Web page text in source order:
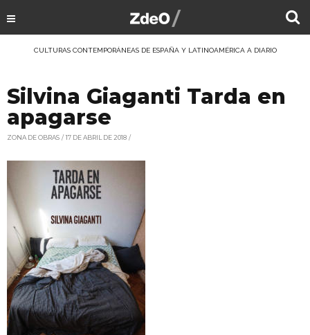
CULTURAS CONTEMPORÁNEAS DE ESPAÑA Y LATINOAMÉRICA A DIARIO
Silvina Giaganti Tarda en
apagarse
ZONA DE OBRAS 17 DE ABRIL DE 2018